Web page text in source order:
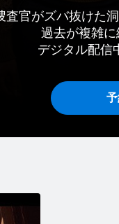
官がズバ抜けた
過去が複雑に
デジタル配信